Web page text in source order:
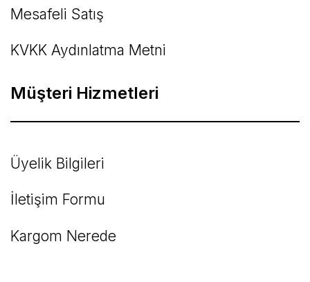
Mesafeli Satış
KVKK Aydınlatma Metni
Müşteri Hizmetleri
Üyelik Bilgileri
İletişim Formu
Kargom Nerede